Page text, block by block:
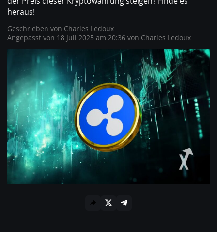
heraus!
Geschrieben von Charles Ledoux
Angepasst von 18 Juli 2025 am 20:36 von Charles Ledoux